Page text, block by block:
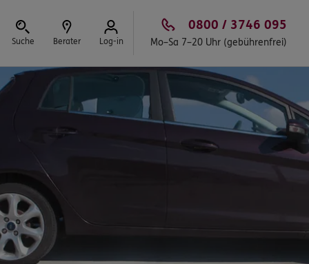
Suche Berater Log-in
0800 / 3746 095
Mo–Sa 7–20 Uhr (gebührenfrei)